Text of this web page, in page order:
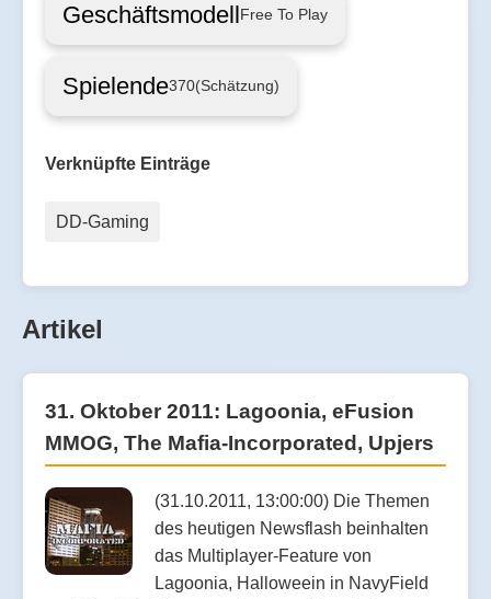
GeschäftsmodellFree To Play
Spielende370(Schätzung)
Verknüpfte Einträge
DD-Gaming
Artikel
31. Oktober 2011: Lagoonia, eFusion
MMOG, The Mafia-Incorporated, Upjers
(31.10.2011, 13:00:00) Die Themen
des heutigen Newsflash beinhalten
das Multiplayer-Feature von
Lagoonia, Halloweein in NavyField